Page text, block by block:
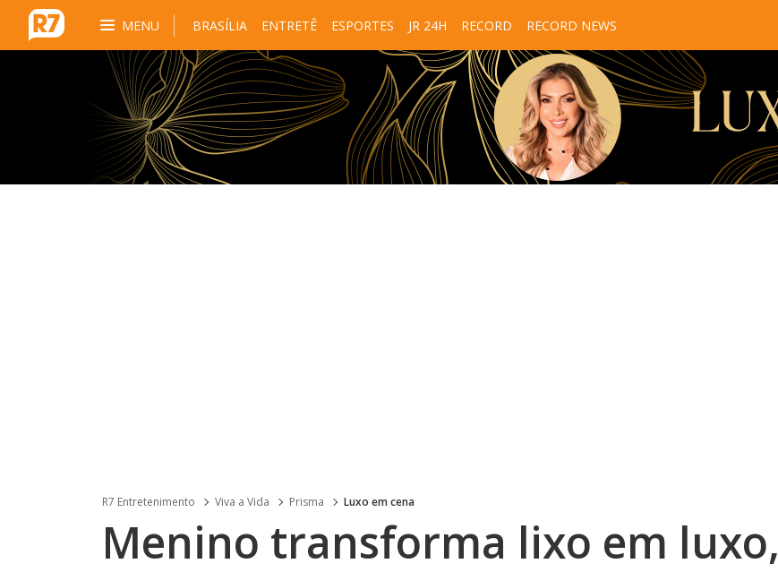
MENU BRASÍLIA ENTRETÊ ESPORTES JR 24H RECORD RECORD NEWS
R7 Entretenimento Viva a Vida Prisma Luxo em cena
Menino transforma lixo em luxo,